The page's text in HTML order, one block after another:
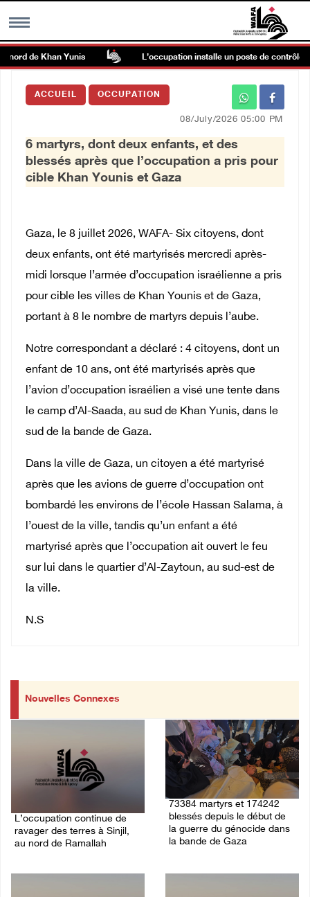
MENU
Galerie d’images
Centre palestinien
العربية
English
de Khan Yunis L’occupation installe un poste de contrôle
ACCUEIL OCCUPATION
08/July/2026 05:00 PM
6 martyrs, dont deux enfants, et des
blessés après que l’occupation a pris pour
cible Khan Younis et Gaza
Gaza, le 8 juillet 2026, WAFA- Six citoyens, dont
deux enfants, ont été martyrisés mercredi après-
midi lorsque l’armée d’occupation israélienne a pris
pour cible les villes de Khan Younis et de Gaza,
portant à 8 le nombre de martyrs depuis l’aube.
Notre correspondant a déclaré : 4 citoyens, dont un
enfant de 10 ans, ont été martyrisés après que
l’avion d’occupation israélien a visé une tente dans
le camp d’Al-Saada, au sud de Khan Yunis, dans le
sud de la bande de Gaza.
Dans la ville de Gaza, un citoyen a été martyrisé
après que les avions de guerre d’occupation ont
bombardé les environs de l’école Hassan Salama, à
l’ouest de la ville, tandis qu’un enfant a été
martyrisé après que l’occupation ait ouvert le feu
sur lui dans le quartier d’Al-Zaytoun, au sud-est de
la ville.
N.S
Nouvelles Connexes
L’occupation continue de
ravager des terres à Sinjil,
au nord de Ramallah
73384 martyrs et 174242
blessés depuis le début de
la guerre du génocide dans
la bande de Gaza